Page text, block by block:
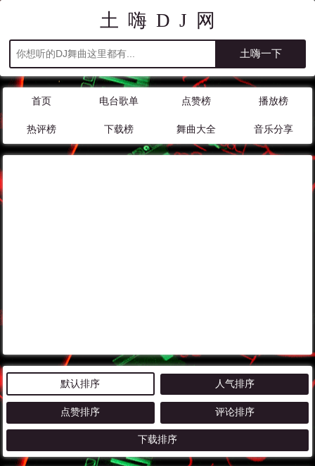
土嗨DJ网
首页 电台歌单 点赞榜 播放榜
热评榜 下载榜 舞曲大全 音乐分享
默认排序 人气排序
点赞排序 评论排序
下载排序